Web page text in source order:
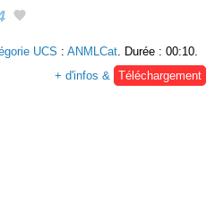
UCS : ANMLCat . Durée : 00:10.
+ d'infos &
Téléchargement